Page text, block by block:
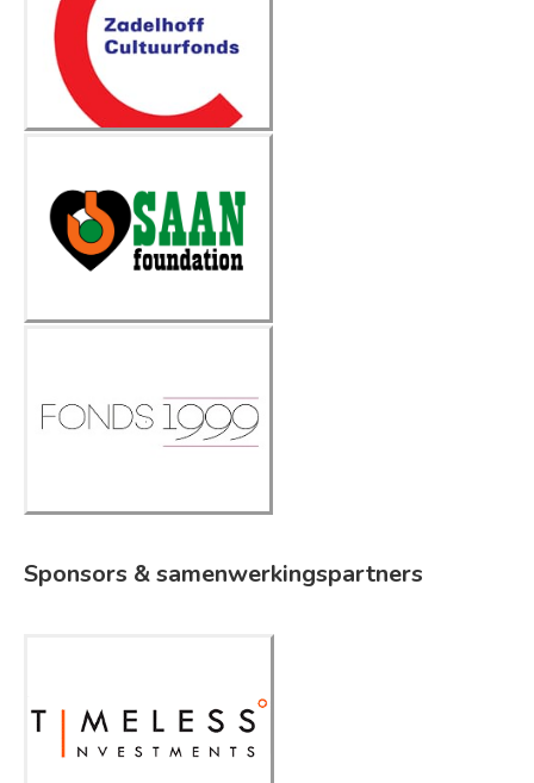
Zadelhoff
Cultuurfonds
Saan Foundation
Fonds 1999
Sponsors & samenwerkingspartners
Timeless
Investments